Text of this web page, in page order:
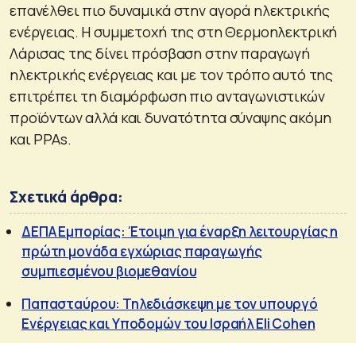
επανέλθει πιο δυναμικά στην αγορά ηλεκτρικής
ενέργειας. Η συμμετοχή της στη Θερμοηλεκτρική
Λάρισας της δίνει πρόσβαση στην παραγωγή
ηλεκτρικής ενέργειας και με τον τρόπο αυτό της
επιτρέπει τη διαμόρφωση πιο ανταγωνιστικών
προϊόντων αλλά και δυνατότητα σύναψης ακόμη
και PPAs.
Σχετικά άρθρα:
ΔΕΠΑ Εμπορίας: Έτοιμη για έναρξη λειτουργίας η
πρώτη μονάδα εγχώριας παραγωγής
συμπιεσμένου βιομεθανίου
Παπασταύρου: Τηλεδιάσκεψη με τον υπουργό
Ενέργειας και Υποδομών του Ισραήλ Eli Cohen